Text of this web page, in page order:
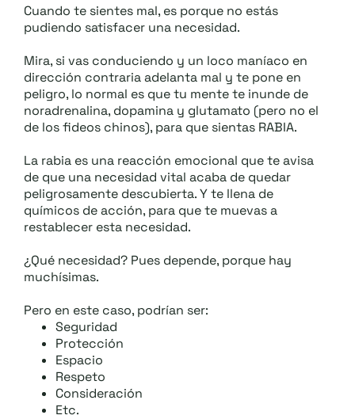
Cuando te sientes mal, es porque no estás
pudiendo satisfacer una necesidad.
Mira, si vas conduciendo y un loco maníaco en
dirección contraria adelanta mal y te pone en
peligro, lo normal es que tu mente te inunde de
noradrenalina, dopamina y glutamato (pero no el
de los fideos chinos), para que sientas RABIA.
La rabia es una reacción emocional que te avisa
de que una necesidad vital acaba de quedar
peligrosamente descubierta. Y te llena de
químicos de acción, para que te muevas a
restablecer esta necesidad.
¿Qué necesidad? Pues depende, porque hay
muchísimas.
Pero en este caso, podrían ser:
Seguridad
Protección
Espacio
Respeto
Consideración
Etc.